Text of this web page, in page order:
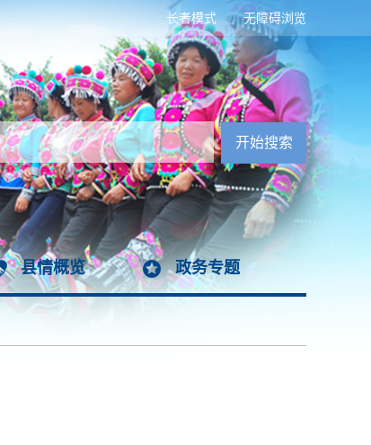
无障碍浏览
长者模式
县情概览 政务专题